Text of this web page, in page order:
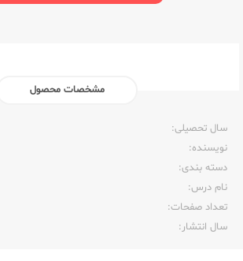
مشخصات محصول
سال تحصیلی:‌
نویسنده:‌
دسته بندی:
نام درس:
تعداد صفحات:‌
سال انتشار:‌